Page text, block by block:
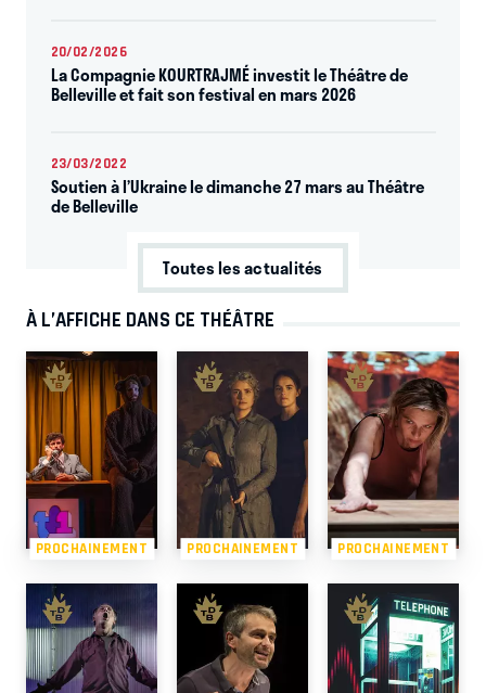
20/02/2026
La Compagnie KOURTRAJMÉ investit le Théâtre de
Belleville et fait son festival en mars 2026
23/03/2022
Soutien à l’Ukraine le dimanche 27 mars au Théâtre
de Belleville
Toutes les actualités
À L’AFFICHE DANS CE THÉÂTRE
PROCHAINEMENT PROCHAINEMENT PROCHAINEMENT